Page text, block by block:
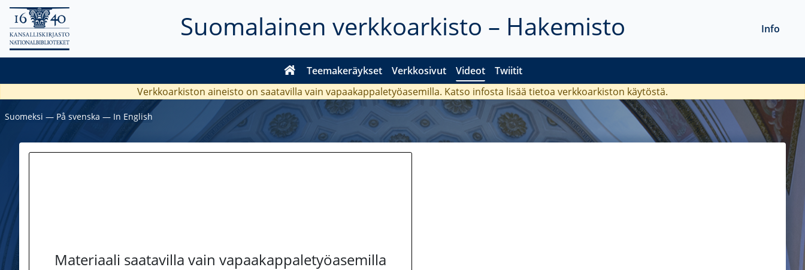
Suomalainen verkkoarkisto – Hakemisto
Teemakeräykset Verkkosivut Videot Twiitit
Info
Verkkoarkiston aineisto on saatavilla vain vapaakappaletyöasemilla. Katso infosta lisää tietoa verkkoarkiston käytöstä.
Suomeksi ― På svenska ― In English
Materiaali saatavilla vain vapaakappaletyöasemilla